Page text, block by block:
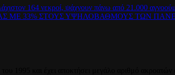
164 νεκροί, ψάχνουν πάνω από 21.000
ΜΕ 33% ΣΤΟΥΣ ΥΨΗΛΟΒΑΘΜΟΥΣ ΤΩΝ